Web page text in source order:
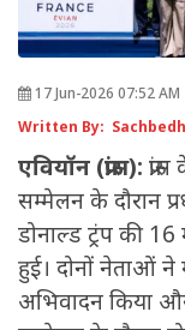
17 Jun-2026 07:52 AM
Written By:
एवियॉन (फ्रांस):
सम्मेलन के दौरान
डोनाल्ड ट्रंप की
हुई। दोनों नेताओं ने
अभिवादन किया